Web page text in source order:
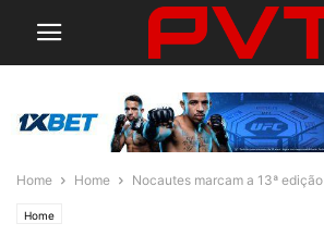
Home Home Nocautes marcam a 13ª
Home